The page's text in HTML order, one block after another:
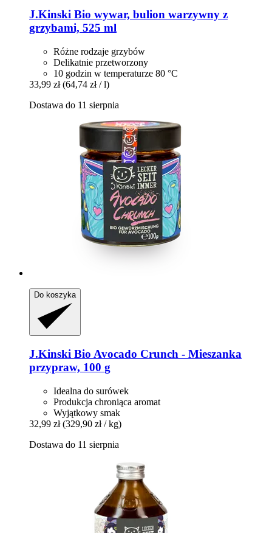
J.Kinski Bio wywar, bulion warzywny z
grzybami, 525 ml
Różne rodzaje grzybów
Delikatnie przetworzony
10 godzin w temperaturze 80 °C
33,99 zł (64,74 zł / l)
Dostawa do 11 sierpnia
Do koszyka
J.Kinski Bio Avocado Crunch -​ Mieszanka
przypraw, 100 g
Idealna do surówek
Produkcja chroniąca aromat
Wyjątkowy smak
32,99 zł (329,90 zł / kg)
Dostawa do 11 sierpnia